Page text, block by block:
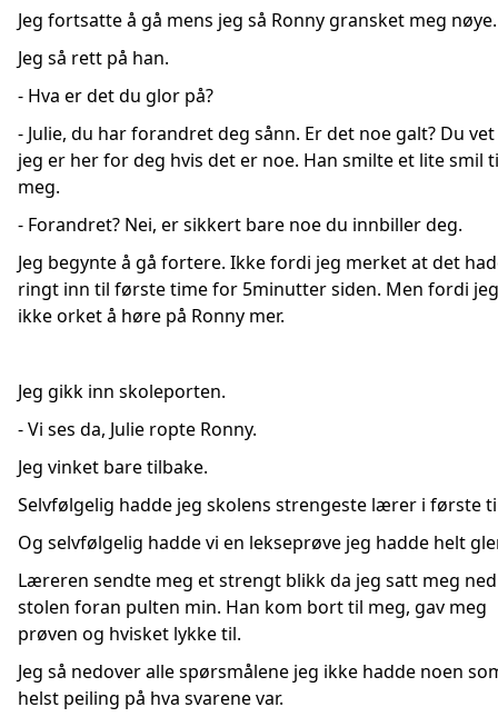
Jeg fortsatte å gå mens jeg så Ronny gransket meg nøye.
Jeg så rett på han.
- Hva er det du glor på?
- Julie, du har forandret deg sånn. Er det noe galt? Du
jeg er her for deg hvis det er noe. Han smilte et lite smil
meg.
- Forandret? Nei, er sikkert bare noe du innbiller deg.
Jeg begynte å gå fortere. Ikke fordi jeg merket at det
ringt inn til første time for 5minutter siden. Men fordi jeg
ikke orket å høre på Ronny mer.
Jeg gikk inn skoleporten.
- Vi ses da, Julie ropte Ronny.
Jeg vinket bare tilbake.
Selvfølgelig hadde jeg skolens strengeste lærer i første
Og selvfølgelig hadde vi en lekseprøve jeg hadde helt
Læreren sendte meg et strengt blikk da jeg satt meg
stolen foran pulten min. Han kom bort til meg, gav meg
prøven og hvisket lykke til.
Jeg så nedover alle spørsmålene jeg ikke hadde noen
helst peiling på hva svarene var.